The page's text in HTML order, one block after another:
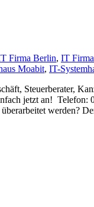
Firma Berlin, IT
Moabit, IT-
Steuerberater,
jetzt an!
werden?